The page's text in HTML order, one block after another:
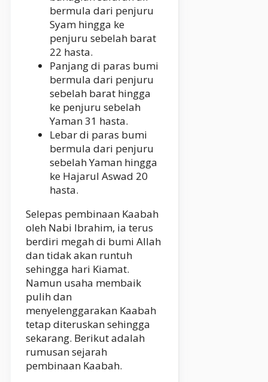
bermula dari penjuru
Syam hingga ke
penjuru sebelah barat
22 hasta.
Panjang di paras bumi
bermula dari penjuru
sebelah barat hingga
ke penjuru sebelah
Yaman 31 hasta.
Lebar di paras bumi
bermula dari penjuru
sebelah Yaman hingga
ke Hajarul Aswad 20
hasta.
Selepas pembinaan Kaabah
oleh Nabi Ibrahim, ia terus
berdiri megah di bumi Allah
dan tidak akan runtuh
sehingga hari Kiamat.
Namun usaha membaik
pulih dan
menyelenggarakan Kaabah
tetap diteruskan sehingga
sekarang. Berikut adalah
rumusan sejarah
pembinaan Kaabah.